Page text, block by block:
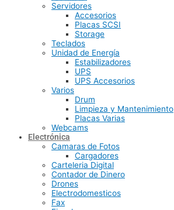
Servidores
Accesorios
Placas SCSI
Storage
Teclados
Unidad de Energía
Estabilizadores
UPS
UPS Accesorios
Varios
Drum
Limpieza y Mantenimiento
Placas Varias
Webcams
Electrónica
Camaras de Fotos
Cargadores
Carteleria Digital
Contador de Dinero
Drones
Electrodomesticos
Fax